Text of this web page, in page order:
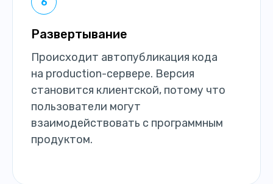
Развертывание
Происходит автопубликация кода
на production-сервере. Версия
становится клиентской, потому что
пользователи могут
взаимодействовать с программным
продуктом.